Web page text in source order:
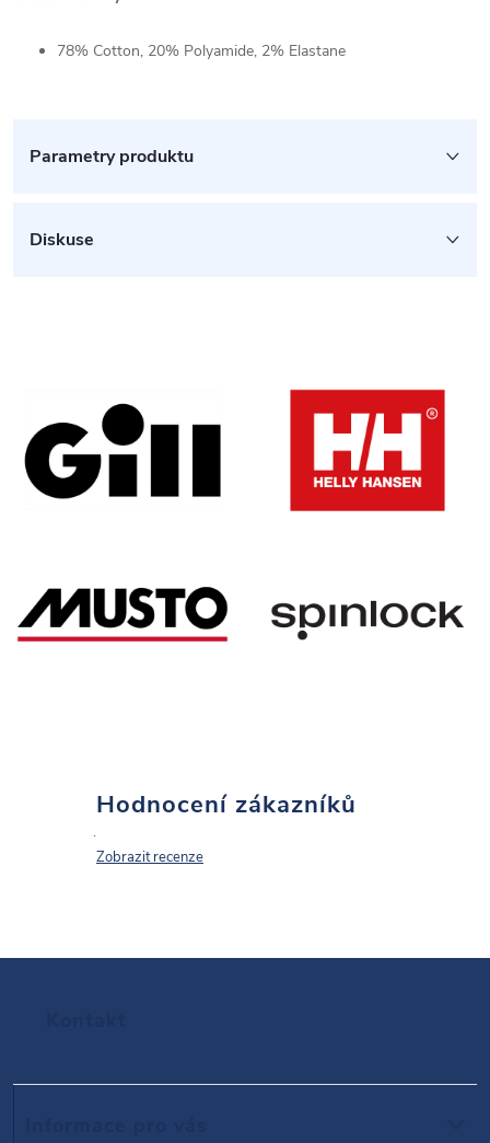
78% Cotton, 20% Polyamide, 2% Elastane
Parametry produktu
Diskuse
Hodnocení zákazníků
Zobrazit recenze
p